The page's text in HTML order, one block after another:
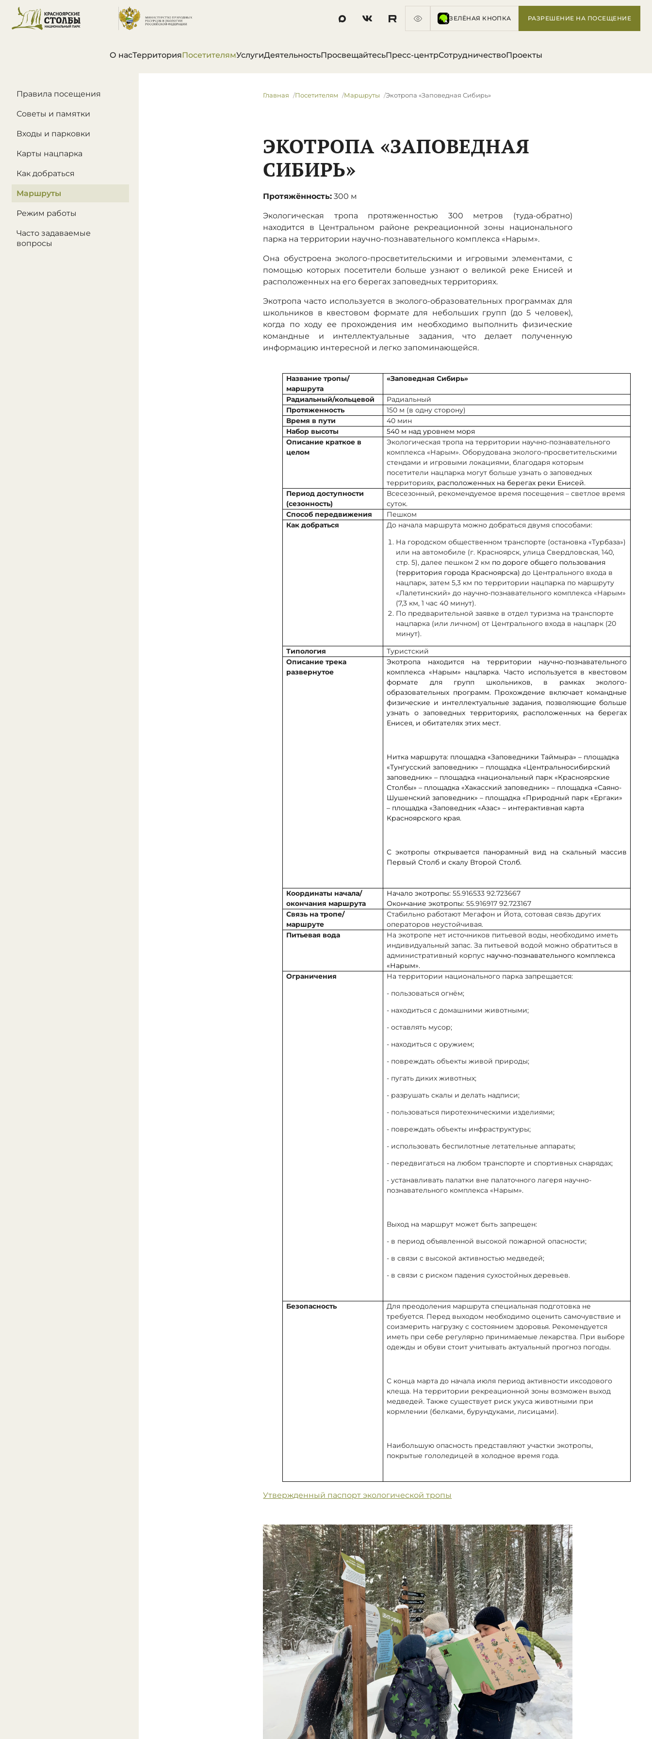
ЗЕЛЁНАЯ КНОПКА РАЗРЕШЕНИЕ НА ПОСЕЩЕНИЕ
О насТерриторияПосетителямУслугиДеятельностьПросвещайтесьПресс-центрСотрудничествоПроекты
В этом разделе
Правила посещения
Советы и памятки
Входы и парковки
Карты нацпарка
Как добраться
Маршруты
Режим работы
Часто задаваемые
вопросы
Главная Посетителям Маршруты Экотропа «Заповедная Сибирь»
ЭКОТРОПА «ЗАПОВЕДНАЯ
СИБИРЬ»
Протяжённость: 300 м
Экологическая тропа протяженностью 300 метров (туда-обратно)
находится в Центральном районе рекреационной зоны национального
парка на территории научно-познавательного комплекса «Нарым».
Она обустроена эколого-просветительскими и игровыми элементами, с
помощью которых посетители больше узнают о великой реке Енисей и
расположенных на его берегах заповедных территориях.
Экотропа часто используется в эколого-образовательных программах для
школьников в квестовом формате для небольших групп (до 5 человек),
когда по ходу ее прохождения им необходимо выполнить физические
командные и интеллектуальные задания, что делает полученную
информацию интересной и легко запоминающейся.
Название тропы/
маршрута
«Заповедная Сибирь»
Радиальный/кольцевой
Радиальный
Протяженность
150 м (в одну сторону)
Время в пути
40 мин
Набор высоты
540 м над уровнем моря
Описание краткое в
целом
Экологическая тропа на территории научно-познавательного
комплекса «Нарым». Оборудована эколого-просветительскими
стендами и игровыми локациями, благодаря которым
посетители нацпарка могут больше узнать о заповедных
территориях, расположенных на берегах реки Енисей.
Период доступности
(сезонность)
Всесезонный, рекомендуемое время посещения – светлое время
суток.
Способ передвижения
Пешком
Как добраться
До начала маршрута можно добраться двумя способами:
На городском общественном транспорте (остановка «Турбаза»)
или на автомобиле (г. Красноярск, улица Свердловская, 140,
стр. 5), далее пешком 2 км по дороге общего пользования
(территория города Красноярска)до Центрального входа в
нацпарк, затем 5,3 км по территории нацпарка по маршруту
«Лалетинский» до научно-познавательного комплекса «Нарым»
(7,3 км, 1 час 40 минут).
По предварительной заявке в отдел туризма на транспорте
нацпарка (или личном) от Центрального входа в нацпарк (20
минут).
Типология
Туристский
Описание трека
развернутое
Экотропа находится на территории научно-познавательного
комплекса «Нарым» нацпарка. Часто используется в квестовом
формате для групп школьников, в рамках эколого-
образовательных программ. Прохождение включает командные
физические и интеллектуальные задания, позволяющие больше
узнать о заповедных территориях, расположенных на берегах
Енисея, и обитателях этих мест.
Нитка маршрута: площадка «Заповедники Таймыра» – площадка
«Тунгусский заповедник» – площадка «Центральносибирский
заповедник» – площадка «национальный парк «Красноярские
Столбы» – площадка «Хакасский заповедник» – площадка «Саяно-
Шушенский заповедник» – площадка «Природный парк «Ергаки»
– площадка «Заповедник «Азас» – интерактивная карта
Красноярского края.
С экотропы открывается панорамный вид на скальный массив
Первый Столб и скалу Второй Столб.
Координаты начала/
окончания маршрута
Начало экотропы: 55.916533 92.723667
Окончание экотропы:55.916917 92.723167
Связь на тропе/
маршруте
Стабильно работают Мегафон и Йота, сотовая связь других
операторов неустойчивая.
Питьевая вода
На экотропе нет источников питьевой воды, необходимо иметь
индивидуальный запас. За питьевой водой можно обратиться в
административный корпус научно-познавательного комплекса
«Нарым».
Ограничения
На территории национального парка запрещается:
- пользоваться огнём;
- находиться с домашними животными;
- оставлять мусор;
- находиться с оружием;
- повреждать объекты живой природы;
- пугать диких животных;
- разрушать скалы и делать надписи;
- пользоваться пиротехническими изделиями;
- повреждать объекты инфраструктуры;
- использовать беспилотные летательные аппараты;
- передвигаться на любом транспорте и спортивных снарядах;
- устанавливать палатки вне палаточного лагеря научно-
познавательного комплекса «Нарым».
Выход на маршрут может быть запрещен:
- в период объявленной высокой пожарной опасности;
- в связи с высокой активностью медведей;
- в связи с риском падения сухостойных деревьев.
Безопасность
Для преодоления маршрута специальная подготовка не
требуется. Перед выходом необходимо оценить самочувствие и
соизмерить нагрузку с состоянием здоровья. Рекомендуется
иметь при себе регулярно принимаемые лекарства. При выборе
одежды и обуви стоит учитывать актуальный прогноз погоды.
С конца марта до начала июля период активности иксодового
клеща. На территории рекреационной зоны возможен выход
медведей. Также существует риск укуса животными при
кормлении (белками, бурундуками, лисицами).
Наибольшую опасность представляют участки экотропы,
покрытые гололедицей в холодное время года.
Утвержденный паспорт экологической тропы